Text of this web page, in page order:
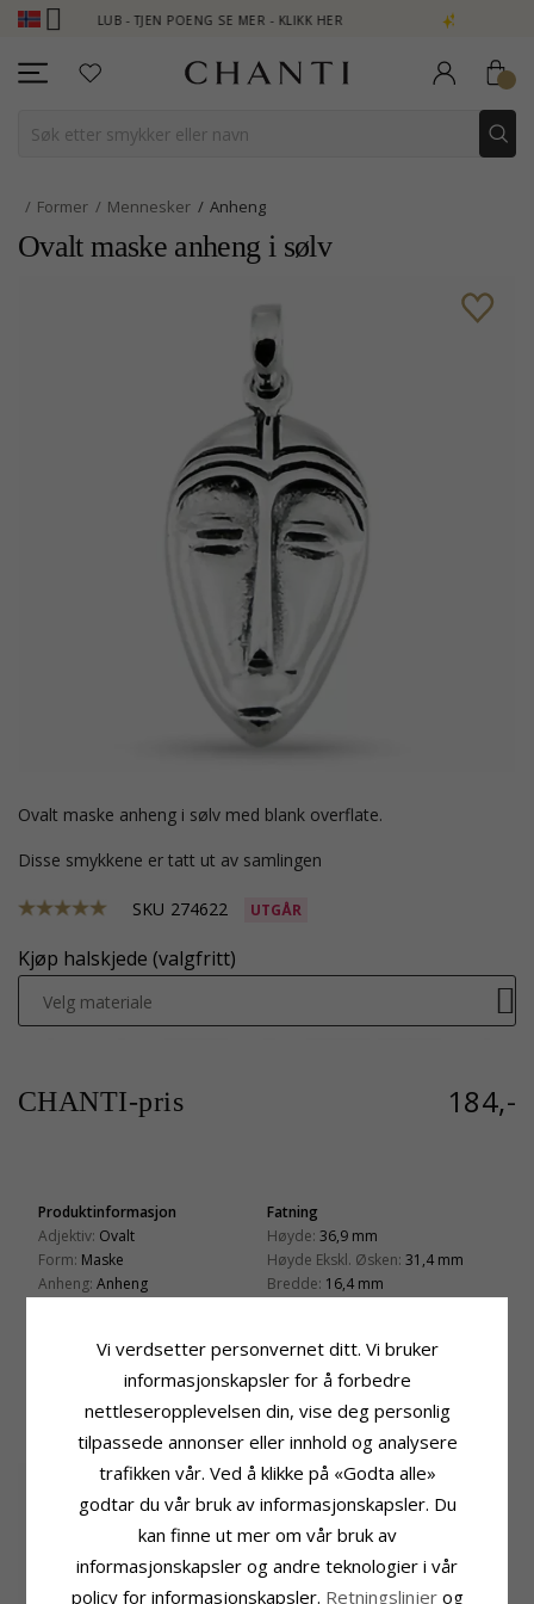
CLUB - TJEN POENG SE MER - KLIKK HER NEW COLLECTION |
Former Mennesker Anheng
Ovalt maske anheng i sølv
ovalt maske anheng i sølv med blank overflate.
Disse smykkene er tatt ut av samlingen
SKU 274622 UTGÅR
Kjøp halskjede (valgfritt)
Velg materiale
CHANTI-pris 184,-
Produktinformasjon
Adjektiv: Ovalt
Form: Maske
Anheng: Anheng
Fatning
Høyde: 36,9 mm
Høyde Ekskl. Øsken: 31,4 mm
Bredde: 16,4 mm
Leveringstid
Leveringstid:
BESLEKTEDE PRODUKTER
Vi verdsetter personvernet ditt. Vi bruker
informasjonskapsler for å forbedre
nettleseropplevelsen din, vise deg personlig
tilpassede annonser eller innhold og analysere
trafikken vår. Ved å klikke på «Godta alle»
godtar du vår bruk av informasjonskapsler. Du
kan finne ut mer om vår bruk av
informasjonskapsler og andre teknologier i vår
policy for informasjonskapsler. Retningslinjer og